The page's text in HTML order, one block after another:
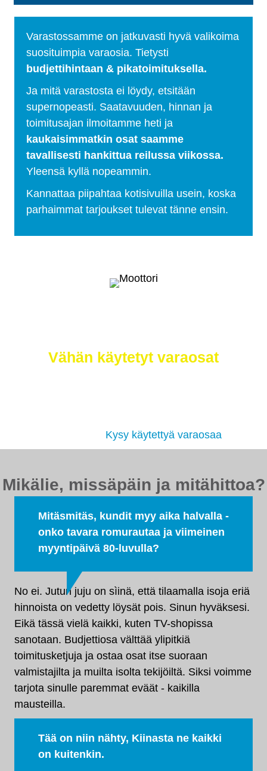
Varastossamme on jatkuvasti hyvä valikoima
suosituimpia varaosia. Tietysti
budjettihintaan & pikatoimituksella.
Ja mitä varastosta ei löydy, etsitään
supernopeasti. Saatavuuden, hinnan ja
toimitusajan ilmoitamme heti ja
kaukaisimmatkin osat saamme
tavallisesti hankittua reilussa viikossa.
Yleensä kyllä nopeammin.
Kannattaa piipahtaa kotisivuilla usein, koska
parhaimmat tarjoukset tulevat tänne ensin.
Vähän käytetyt varaosat
Kysy käytettyä varaosaa
Mikälie, missäpäin ja mitähittoa?
Mitäsmitäs, kundit myy aika halvalla -
onko tavara romurautaa ja viimeinen
myyntipäivä 80-luvulla?
No ei. Jutun juju on sìinä, että tilaamalla isoja eriä
hinnoista on vedetty löysät pois. Sinun hyväksesi.
Eikä tässä vielä kaikki, kuten TV-shopissa
sanotaan. Budjettiosa välttää ylipitkiä
toimitusketjuja ja ostaa osat itse suoraan
valmistajilta ja muilta isolta tekijöiltä. Siksi voimme
tarjota sinulle paremmat eväät - kaikilla
mausteilla.
Tää on niin nähty, Kiinasta ne kaikki
on kuitenkin.